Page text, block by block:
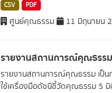
CSV PDF
ศูนย์คุณธรรม 11 มิถุนายน
รายงานสถานการณ์คุณธรรม
รายงานสถานการณ์คุณธรรม เป็น
ใช้เครื่องมือดัชนีชี้วัดคุณธรรม 5 มิ